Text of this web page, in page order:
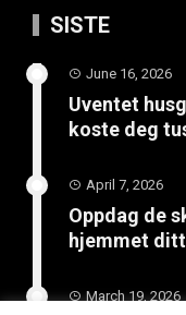
SISTE
June 16, 2026
Uventet
koste deg
April 7, 2026
Oppdag de
hjemmet
March 19, 2026